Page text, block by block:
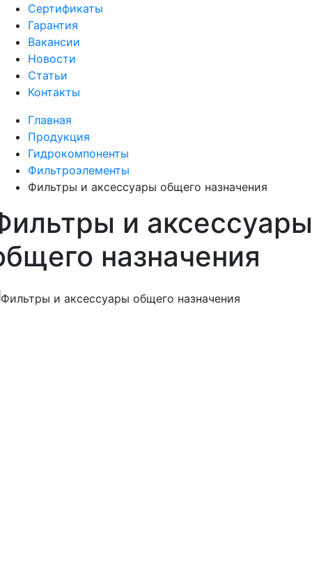
Сертификаты
Гарантия
Вакансии
Новости
Статьи
Контакты
Главная
Продукция
Гидрокомпоненты
Фильтроэлементы
Фильтры и аксессуары общего назначения
и аксессуары
назначения